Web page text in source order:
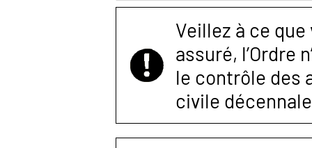
Veillez à ce
assuré, l’Ordre
le contrôle des
civile